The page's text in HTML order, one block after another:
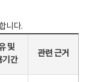
니다.
및
기간
관련 근거